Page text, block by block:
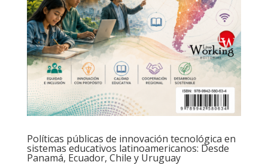
Políticas públicas de innovación tecnológica en
sistemas educativos latinoamericanos: Desde
Panamá, Ecuador, Chile y Uruguay